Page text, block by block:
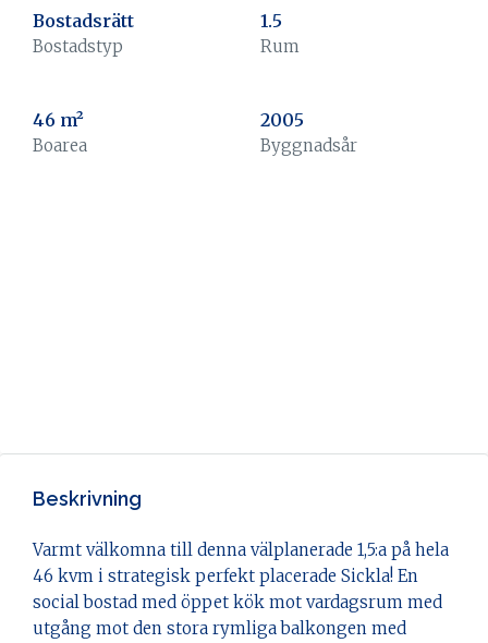
Bostadsrätt
Bostadstyp
1.5
Rum
46 m²
Boarea
2005
Byggnadsår
Beskrivning
Varmt välkomna till denna välplanerade 1,5:a på hela
46 kvm i strategisk perfekt placerade Sickla! En
social bostad med öppet kök mot vardagsrum med
utgång mot den stora rymliga balkongen med